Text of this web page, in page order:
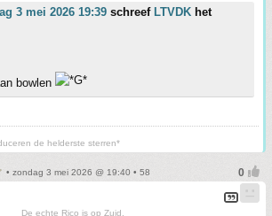
3 mei 2026 19:39 schreef LTVDK het
bowlen
de helderste sterren*
• zondag 3 mei 2026 @ 19:40 • 58
De echte Rico is op Zuid.